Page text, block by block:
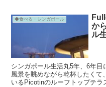
◆食べる・シンガポール
か
ル
シンガポール生活丸5年、6年
風景を眺めながら乾杯したくて
いるPicotinのルーフトップテラ